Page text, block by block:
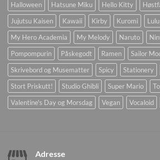
Halloween
Hatsune Miku Hello Kitty
Jujutsu Kaisen
Kawaii Kirby Kuromi
My Hero Academia
My Melody Naruto
Pompompurin
Påskegodt Ramen Sailor
Skrivebord og Musematter
Spicy Stationery
Stort Priskutt!
Studio Ghibli Super Mario
Valentine's Day og Morsdag
Vegan Vocaloid
Adresse